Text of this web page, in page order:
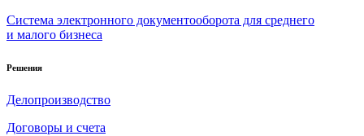
Система электронного документооборота для среднего
и малого бизнеса
Решения
Делопроизводство
Договоры и счета